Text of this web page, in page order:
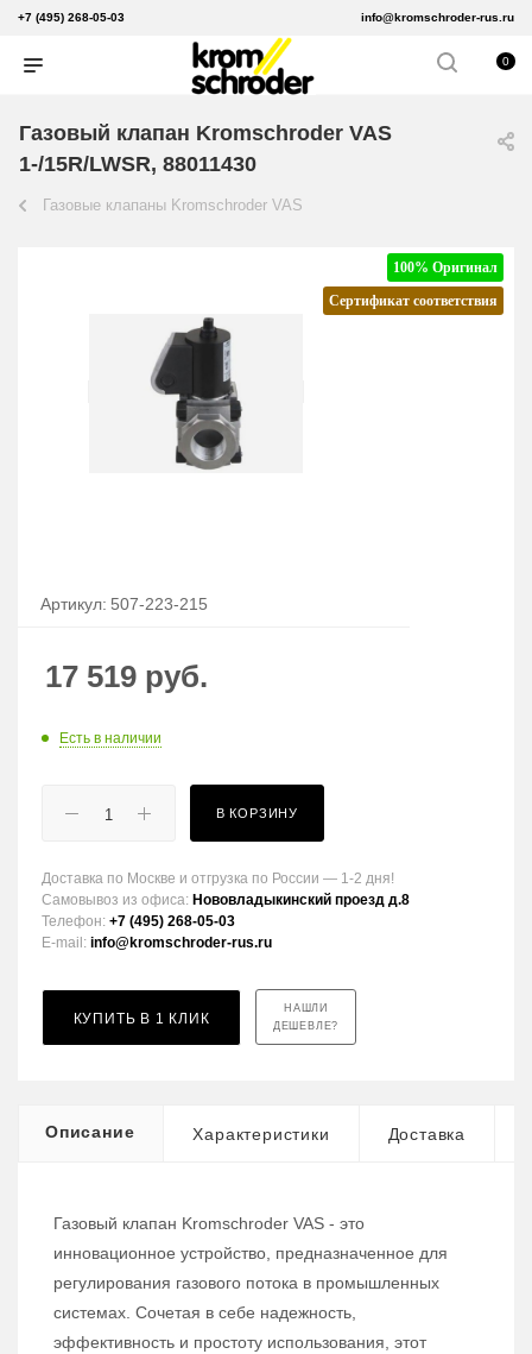
+7 (495) 268-05-03 info@kromschroder-rus.ru
0
Газовый клапан Kromschroder VAS
1-/15R/LWSR, 88011430
Газовые клапаны Kromschroder VAS
100% Оригинал
Сертификат соответствия
Артикул: 507-223-215
17 519 руб.
Есть в наличии
В КОРЗИНУ
Доставка по Москве и отгрузка по России — 1-2 дня!
Самовывоз из офиса: Нововладыкинский проезд д.8
Телефон: +7 (495) 268-05-03
E-mail: info@kromschroder-rus.ru
КУПИТЬ В 1 КЛИК
НАШЛИ
ДЕШЕВЛЕ?
Описание Характеристики Доставка
Газовый клапан Kromschroder VAS - это
инновационное устройство, предназначенное для
регулирования газового потока в промышленных
системах. Сочетая в себе надежность,
эффективность и простоту использования, этот